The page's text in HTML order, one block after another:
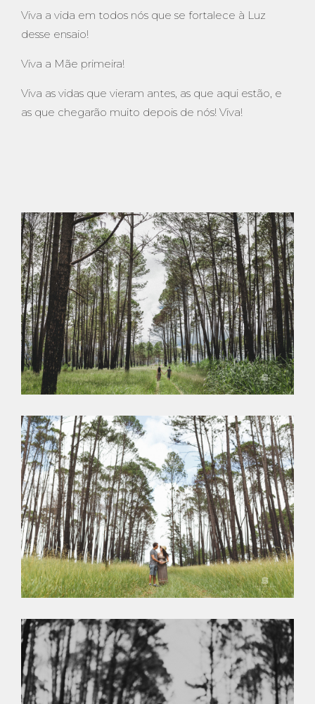
Viva a vida em todos nós que se fortalece à Luz
desse ensaio!
Viva a Mãe primeira!
Viva as vidas que vieram antes, as que aqui estão, e
as que chegarão muito depois de nós! Viva!